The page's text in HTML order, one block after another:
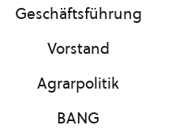
Geschäftsführung
Vorstand
Agrarpolitik
BANG